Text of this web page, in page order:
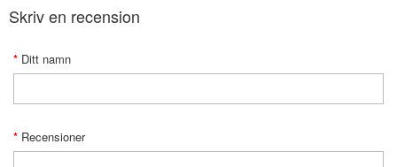
Skriv en recension
Ditt namn
Recensioner